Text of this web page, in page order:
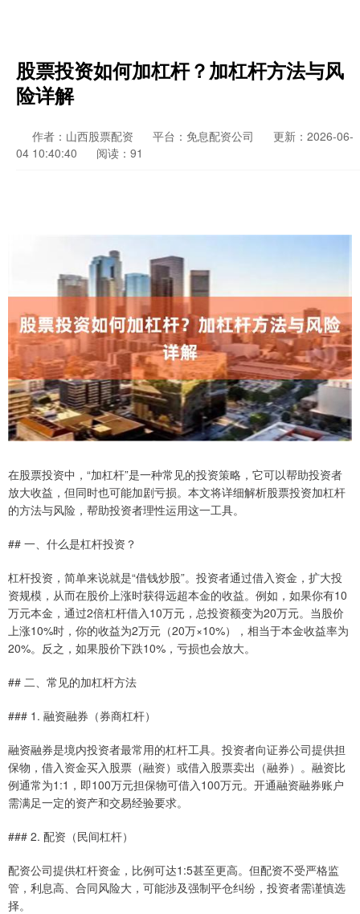
股票投资如何加杠杆？加杠杆方法与风
险详解
作者：山西股票配资 平台：免息配资公司
更新：2026-06-
04 10:40:40
阅读：91
在股票投资中，“加杠杆”是一种常见的投资策略，它可以帮助投资者
放大收益，但同时也可能加剧亏损。本文将详细解析股票投资加杠杆
的方法与风险，帮助投资者理性运用这一工具。
## 一、什么是杠杆投资？
杠杆投资，简单来说就是“借钱炒股”。投资者通过借入资金，扩大投
资规模，从而在股价上涨时获得远超本金的收益。例如，如果你有10
万元本金，通过2倍杠杆借入10万元，总投资额变为20万元。当股价
上涨10%时，你的收益为2万元（20万×10%），相当于本金收益率为
20%。反之，如果股价下跌10%，亏损也会放大。
## 二、常见的加杠杆方法
### 1. 融资融券（券商杠杆）
融资融券是境内投资者最常用的杠杆工具。投资者向证券公司提供担
保物，借入资金买入股票（融资）或借入股票卖出（融券）。融资比
例通常为1:1，即100万元担保物可借入100万元。开通融资融券账户
需满足一定的资产和交易经验要求。
### 2. 配资（民间杠杆）
配资公司提供杠杆资金，比例可达1:5甚至更高。但配资不受严格监
管，利息高、合同风险大，可能涉及强制平仓纠纷，投资者需谨慎选
择。